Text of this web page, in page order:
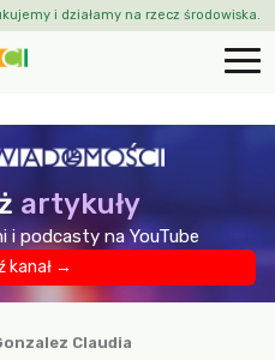
i działamy na rzecz środowiska.
artykuły
i podcasty na YouTube
kanał →
Claudia